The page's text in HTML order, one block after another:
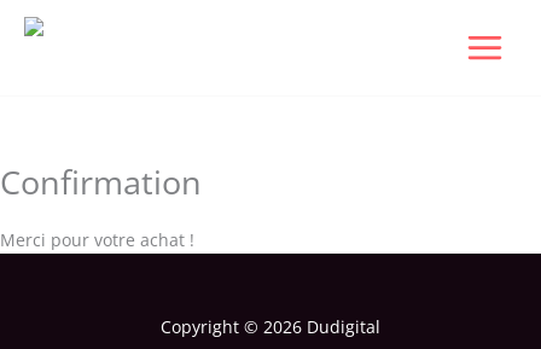
Aller
Confirmation
Merci pour votre achat !
Copyright © 2026 Dudigital